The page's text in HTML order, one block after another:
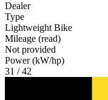
Dealer
Type
Lightweight Bike
Mileage (read)
Not provided
Power (kW/hp)
31 / 42